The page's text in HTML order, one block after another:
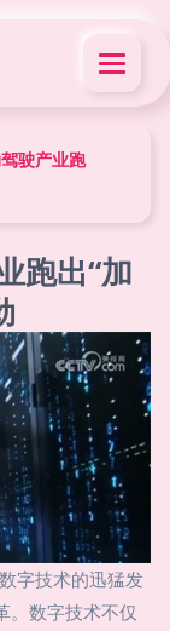
驶产业跑
跑出“加
字技术的迅猛发
。数字技术不仅